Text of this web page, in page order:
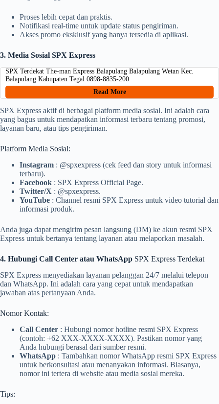
Proses lebih cepat dan praktis.
Notifikasi real-time untuk update status pengiriman.
Akses promo eksklusif yang hanya tersedia di aplikasi.
3. Media Sosial SPX Express
SPX Terdekat The-man Express Balapulang Balapulang Wetan Kec.
Balapulang Kabupaten Tegal 0898-8835-200
Read More
SPX Express aktif di berbagai platform media sosial. Ini adalah cara
yang bagus untuk mendapatkan informasi terbaru tentang promosi,
layanan baru, atau tips pengiriman.
Platform Media Sosial:
Instagram : @spxexpress (cek feed dan story untuk informasi
terbaru).
Facebook : SPX Express Official Page.
Twitter/X : @spxexpress.
YouTube : Channel resmi SPX Express untuk video tutorial dan
informasi produk.
Anda juga dapat mengirim pesan langsung (DM) ke akun resmi SPX
Express untuk bertanya tentang layanan atau melaporkan masalah.
4. Hubungi Call Center atau WhatsApp SPX Express Terdekat
SPX Express menyediakan layanan pelanggan 24/7 melalui telepon
dan WhatsApp. Ini adalah cara yang cepat untuk mendapatkan
jawaban atas pertanyaan Anda.
Nomor Kontak:
Call Center : Hubungi nomor hotline resmi SPX Express
(contoh: +62 XXX-XXXX-XXXX). Pastikan nomor yang
Anda hubungi berasal dari sumber resmi.
WhatsApp : Tambahkan nomor WhatsApp resmi SPX Express
untuk berkonsultasi atau menanyakan informasi. Biasanya,
nomor ini tertera di website atau media sosial mereka.
Tips: